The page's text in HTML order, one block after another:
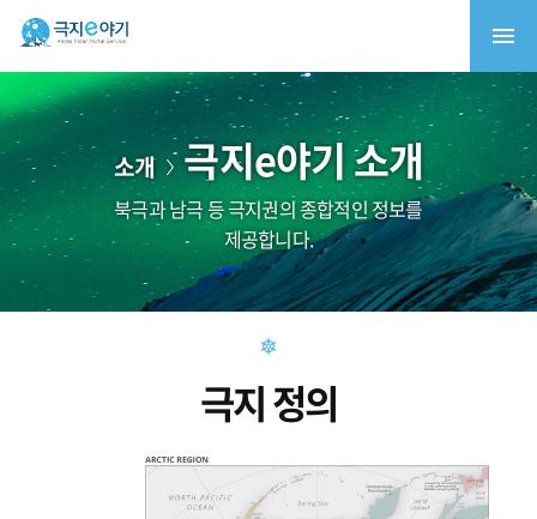
소개 극지e야기 소개
북극과 남극 등 극지권의 종합적인 정보를
제공합니다.
극지 정의